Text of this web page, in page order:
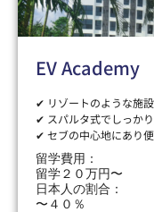
EV Academy
✔ リゾートのような施設
✔ スパルタ式でしっか
✔ セブの中心地にあり
留学費用：
留学２０万円〜
日本人の割合：
〜４０％